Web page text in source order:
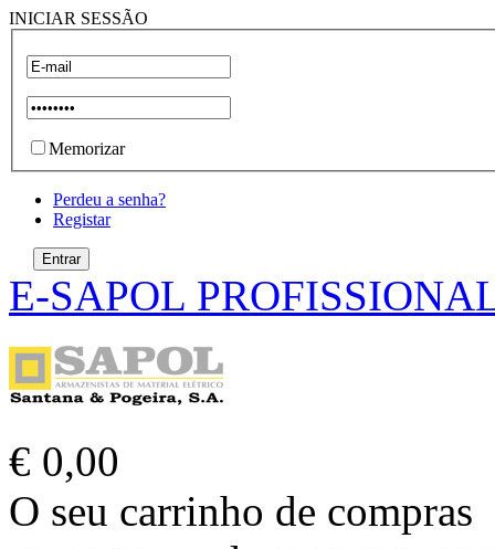
INICIAR SESSÃO
Memorizar
Perdeu a senha?
Registar
E-SAPOL
€ 0,00
O seu carrinho de compras